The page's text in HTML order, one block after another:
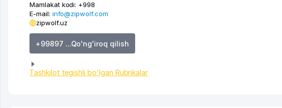
Mamlakat kodi: +998
E-mail: info@zipwolf.com
zipwolf.uz
+99897 ...Qo'ng'iroq qilish
Tashkilot tegishli bo'lgan Rubrikalar